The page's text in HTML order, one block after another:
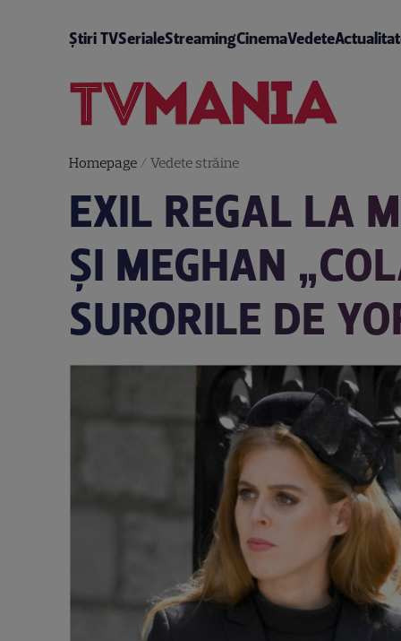
Știri TVSerialeStreamingCinemaVedete
Homepage/ Vedete străine
EXIL REGAL LA
ȘI MEGHAN
SURORILE DE